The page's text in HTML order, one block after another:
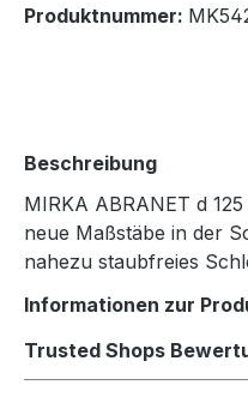
Produktnummer:
Beschreibung
MIRKA ABRANET d
neue Maßstäbe in der
nahezu staubfreies
Informationen zur
Trusted Shops